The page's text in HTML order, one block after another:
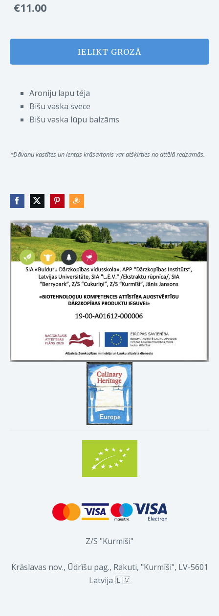
Z/S "Kurmīši"
Krāslavas nov., Ūdrīšu pag., Rakuti, "Kurmīši", LV-5601
Latvija 🇱🇻
€11.00
IELIKT GROZĀ
Aroniju lapu tēja
Bišu vaska svece
Bišu vaska lūpu balzāms
*Dāvanu kastītes un lentas krāsa/tonis var atšķirties no attēlā redzamās.